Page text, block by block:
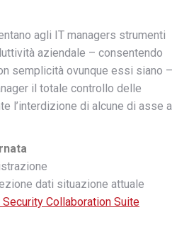
agli IT managers strumenti
aziendale – consentendo
semplicità ovunque essi siano –
il totale controllo delle
l’interdizione di alcune di asse a
dati situazione attuale
Security Collaboration Suite